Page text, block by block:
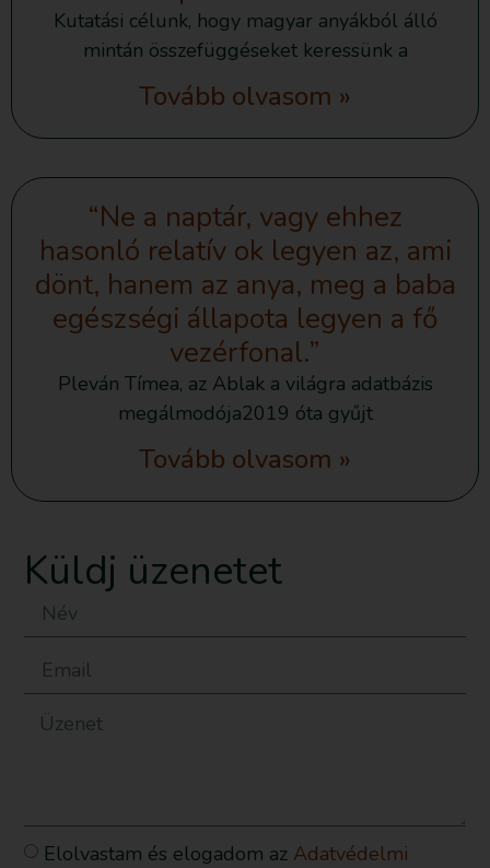
Kutatási célunk, hogy magyar anyákból álló
mintán összefüggéseket keressünk a
Tovább olvasom »
“Ne a naptár, vagy ehhez
hasonló relatív ok legyen az, ami
dönt, hanem az anya, meg a baba
egészségi állapota legyen a fő
vezérfonal.”
Pleván Tímea, az Ablak a világra adatbázis
megálmodója2019 óta gyűjt
Tovább olvasom »
Küldj üzenetet
Elolvastam és elogadom az Adatvédelmi